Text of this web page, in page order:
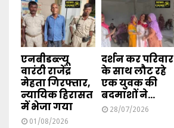
एनबीडब्ल्यू
वारंटी राजेंद्र
मेहता गिरफ्तार,
न्यायिक हिरासत
में भेजा गया
01/08/2026
दर्शन कर परिवार
के साथ लौट रहे
एक युवक की
बदमाशों ने...
28/07/2026